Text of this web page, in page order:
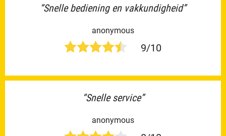
“Snelle bediening en vakkundigheid”
anonymous
9/10
“Snelle service”
anonymous